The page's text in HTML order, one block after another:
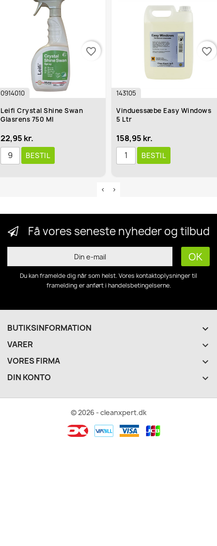
0914010
Leifi Crystal Shine Swan
Glasrens 750 Ml
22,95 kr.
BESTIL
favorite_border
143105
Vinduessæbe Easy Windows
5 Ltr
158,95 kr.
BESTIL
favorite_border
Få vores seneste nyheder og tilbud
Du kan framelde dig når som helst. Vores kontaktoplysninger til
framelding er anført i handelsbetingelserne.
BUTIKSINFORMATION keyboard_arrow_down
VARER 
VORES FIRMA 
DIN KONTO 
© 2026 - cleanxpert.dk